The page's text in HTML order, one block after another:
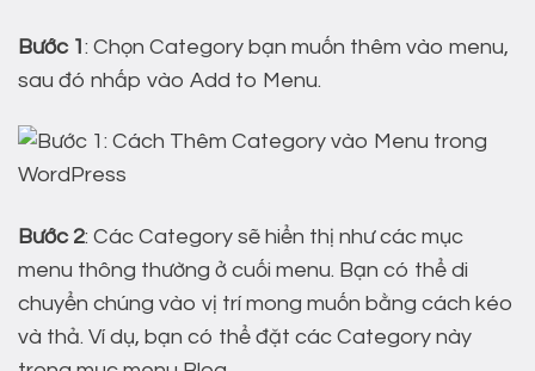
Bước 1: Chọn Category bạn muốn thêm vào menu,
sau đó nhấp vào Add to Menu.
Bước 2: Các Category sẽ hiển thị như các mục
menu thông thường ở cuối menu. Bạn có thể di
chuyển chúng vào vị trí mong muốn bằng cách kéo
và thả. Ví dụ, bạn có thể đặt các Category này